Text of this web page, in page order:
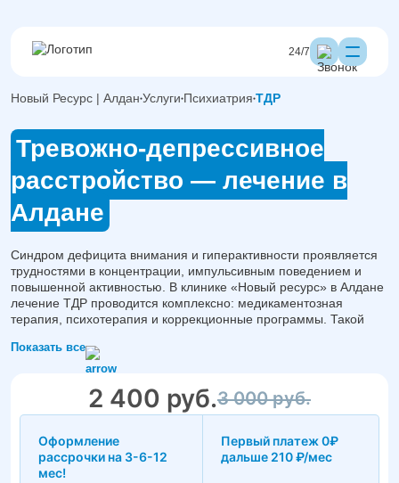
24/7
Новый Ресурс | Алдан Услуги Психиатрия ТДР
Тревожно-депрессивное
расстройство — лечение в
Алдане
Синдром дефицита внимания и гиперактивности проявляется
трудностями в концентрации, импульсивным поведением и
повышенной активностью. В клинике «Новый ресурс» в Алдане
лечение ТДР проводится комплексно: медикаментозная
терапия, психотерапия и коррекционные программы. Такой
в обществе.
Показать все
3 000 руб.
2 400 руб.
Оформление
рассрочки на 3-6-12
мес!
Первый платеж 0₽
дальше 210 ₽/мес